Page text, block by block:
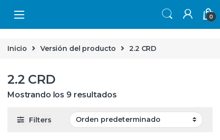
0
Inicio Versión del producto 2.2 CRD
2.2 CRD
Mostrando los 9 resultados
Filters